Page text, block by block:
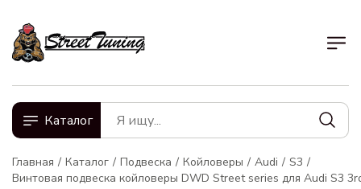
Каталог
Главная Каталог Подвеска Койловеры Audi
S3
Винтовая подвеска койловеры DWD Street series для Audi S3